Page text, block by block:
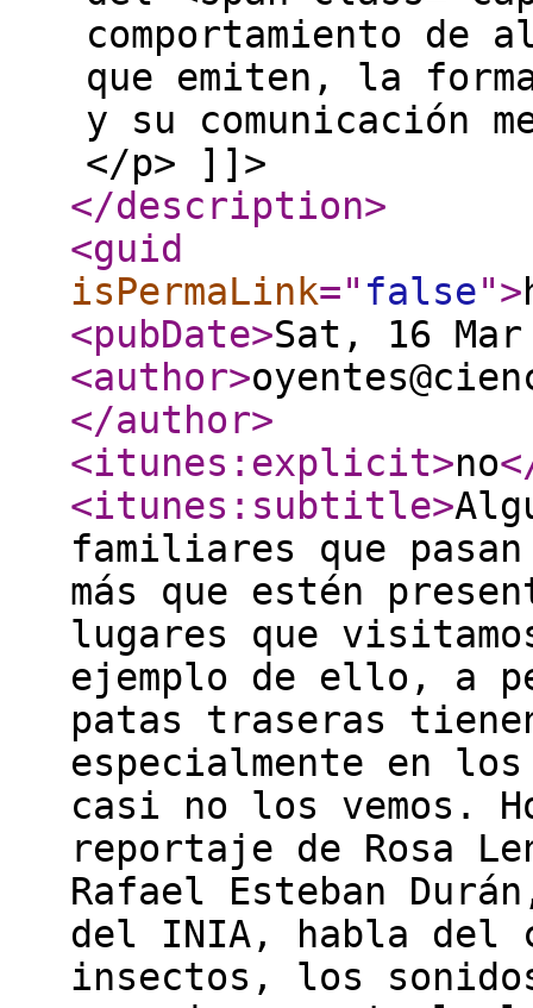
comportamiento de
que emiten, la
y su comunicación
</p> ]]>
</description>
<guid
isPermaLink=" false">
<pubDate>Sat, 16 Mar
<author>
</author>
<itunes:explicit>no
<itunes:subtitle>
familiares que
más que estén
lugares que
ejemplo de ello, a
patas traseras
especialmente en
casi no los vemos.
reportaje de Rosa
Rafael Esteban
del INIA, habla del
insectos, los